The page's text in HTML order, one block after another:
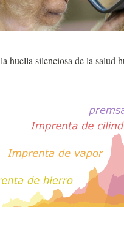
huella silenciosa de la salud